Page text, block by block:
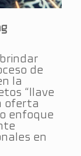
de
la
“llave
oferta
enfoque
en